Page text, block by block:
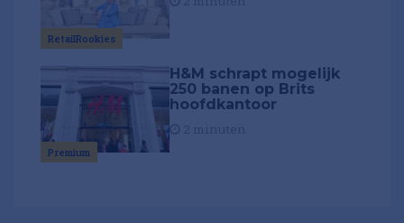
RetailRookies
Premium
H&M schrapt mogelijk
250 banen op Brits
hoofdkantoor